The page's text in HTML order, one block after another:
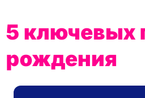
5 ключевых
рождения